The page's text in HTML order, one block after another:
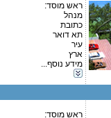
ראש מוסד:
מנהל
כתובת
תא דואר
עיר
ארץ
מידע נוסף...
איש קשר:
ראש מוסד:
טלפון 1:
טלפון 2:
פקס